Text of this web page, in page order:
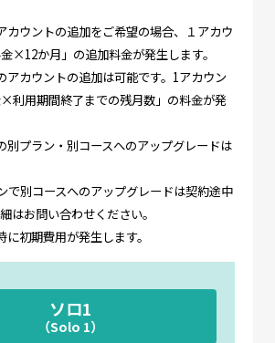
ウントの追加をご希望の場合、１アカウ
×12か月」の追加料金が発生します。
カウントの追加は可能です。1アカウン
利用期間終了までの残月数」の料金が発
プラン・別コースへのアップグレードは
別コースへのアップグレードは契約途中
はお問い合わせください。
初期費用が発生します。
ソロ1
（Solo 1）